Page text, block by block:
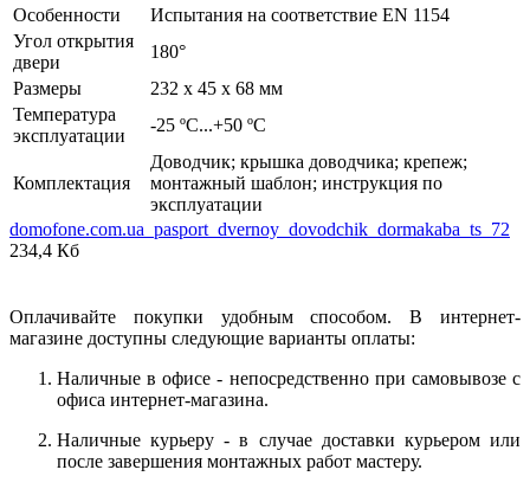
Особенности
Испытания на соответствие EN 1154
Угол открытия
двери
180°
Размеры
232 x 45 x 68 мм
Температура
эксплуатации
-25 ºC...+50 ºC
Комплектация
Доводчик; крышка доводчика; крепеж;
монтажный шаблон; инструкция по
эксплуатации
domofone.com.ua_pasport_dvernoy_dovodchik_dormakaba_ts_72
234,4 Кб
Оплачивайте покупки удобным способом. В интернет-
магазине доступны следующие варианты оплаты:
Наличные в офисе - непосредственно при самовывозе с
офиса интернет-магазина.
Наличные курьеру - в случае доставки курьером или
после завершения монтажных работ мастеру.